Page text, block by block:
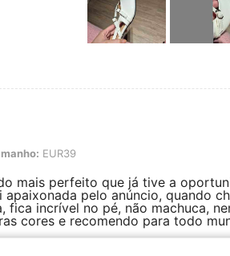
EUR39
mais perfeito que já tive a
pelo anúncio, quando
incrível no pé, não machuca,
cores e recomendo para todo